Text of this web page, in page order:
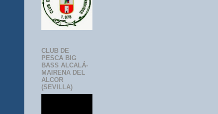
CLUB DE
PESCA BIG
BASS ALCALÁ-
MAIRENA DEL
ALCOR
(SEVILLA)